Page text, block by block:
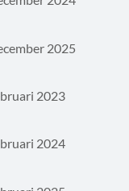
2025
2023
2024